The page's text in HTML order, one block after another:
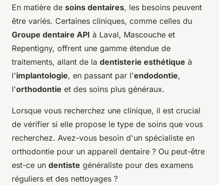
En matière de soins dentaires, les besoins peuvent
être variés. Certaines cliniques, comme celles du
Groupe dentaire API à Laval, Mascouche et
Repentigny, offrent une gamme étendue de
traitements, allant de la dentisterie esthétique à
l'implantologie, en passant par l'endodontie,
l'orthodontie et des soins plus généraux.
Lorsque vous recherchez une clinique, il est crucial
de vérifier si elle propose le type de soins que vous
recherchez. Avez-vous besoin d'un spécialiste en
orthodontie pour un appareil dentaire ? Ou peut-être
est-ce un dentiste généraliste pour des examens
réguliers et des nettoyages ?